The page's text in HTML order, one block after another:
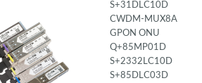
S+31DLC10D
CWDM-MUX8A
GPON ONU
Q+85MP01D
S+2332LC10D
S+85DLC03D